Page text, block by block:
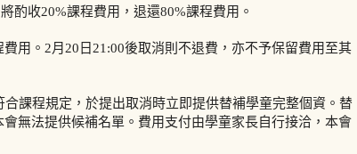
酌收20%課程費用，退還80%課程費用。
用。2月20日21:00後取消則不退費，亦不予保留費用至其
課程規定，於提出取消時立即提供替補學童完整個資。替
無法提供候補名單。費用支付由學童家長自行接洽，本會